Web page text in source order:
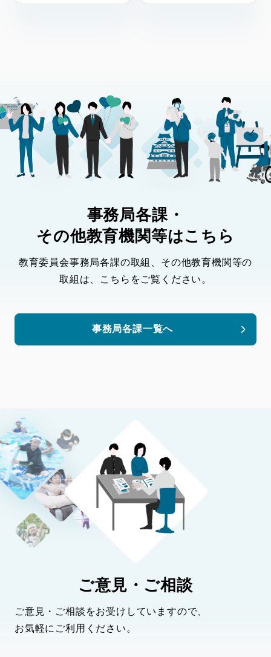
事務局各課・
その他教育機関等はこちら
教育委員会事務局各課の取組、その他教育機関等の
取組は、こちらをご覧ください。
事務局各課一覧へ
ご意見・ご相談
ご意見・ご相談をお受けしていますので、
お気軽にご利用ください。